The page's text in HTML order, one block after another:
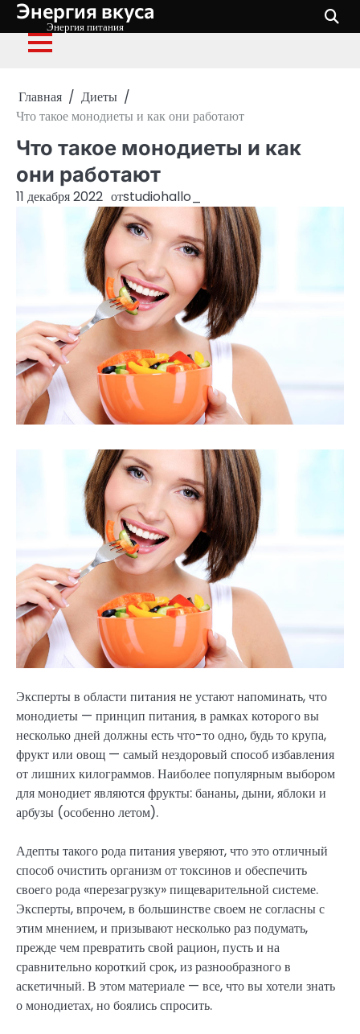
Перейти
содержимому
Энергия вкуса
Энергия питания
Главная
Диеты
Что такое монодиеты и как они работают
Что такое монодиеты и как
они работают
11 декабря 2022 отstudiohallo_
Эксперты в области питания не устают напоминать, что
монодиеты — принцип питания, в рамках которого вы
несколько дней должны есть что-то одно, будь то крупа,
фрукт или овощ — самый нездоровый способ избавления
от лишних килограммов. Наиболее популярным выбором
для монодиет являются фрукты: бананы, дыни, яблоки и
арбузы (особенно летом).
Адепты такого рода питания уверяют, что это отличный
способ очистить организм от токсинов и обеспечить
своего рода «перезагрузку» пищеварительной системе.
Эксперты, впрочем, в большинстве своем не согласны с
этим мнением, и призывают несколько раз подумать,
прежде чем превратить свой рацион, пусть и на
сравнительно короткий срок, из разнообразного в
аскетичный. В этом материале — все, что вы хотели знать
о монодиетах, но боялись спросить.